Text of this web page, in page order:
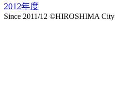
2012年度
Since 2011/12 ©HIROSHIMA City